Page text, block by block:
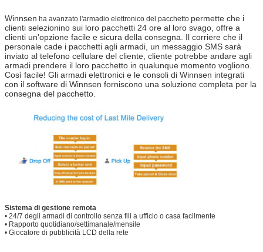
Winnsen ha avanzato l'armadio elettronico del pacchetto permette che i
clienti selezionino sui loro pacchetti 24 ore al loro svago, offre a
clienti un'opzione facile e sicura della consegna. Il corriere che il
personale cade i pacchetti agli armadi, un messaggio SMS sarà
inviato al telefono cellulare del cliente, cliente potrebbe andare agli
armadi prendere il loro pacchetto in qualunque momento vogliono.
Così facile! Gli armadi elettronici e le consoli di Winnsen integrati
con il software di Winnsen forniscono una soluzione completa per la
consegna del pacchetto.
Sistema di gestione remota
• 24/7 degli armadi di controllo senza fili a ufficio o casa facilmente
• Rapporto quotidiano/settimanale/mensile
• Giocatore di pubblicità LCD della rete